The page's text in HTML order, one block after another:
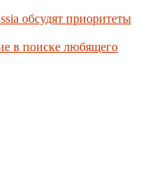
обсудят приоритеты
в поиске любящего